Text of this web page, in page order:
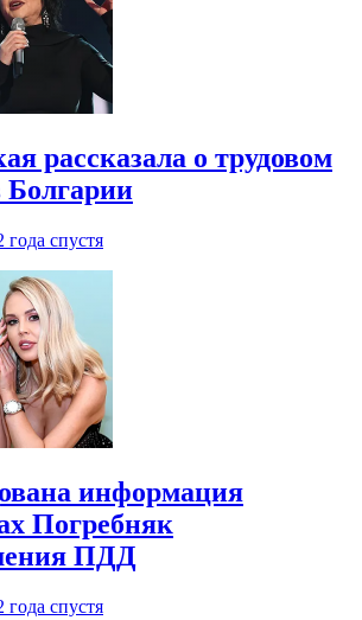
рассказала о трудовом
Болгарии
года спустя
информация
Погребняк
ПДД
года спустя